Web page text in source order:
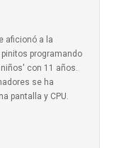
aficionó a la
programando
niños' con 11 años.
se ha
pantalla y CPU.